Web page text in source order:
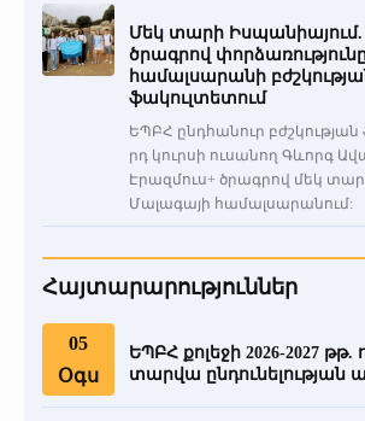
Մեկ տարի Իսպանիայում.
ծրագրով
համալսարանի
ֆակուլտետում
ԵՊԲՀ ընդհանուր
րդ կուրսի ուսանող Գևորգ
Էրազմուս+ ծրագրով մեկ
Մալագայի համալսարանում:
Հայտարարություններ
05
Օգս
ԵՊԲՀ քոլեջի 2026-2027
տարվա ընդունելության